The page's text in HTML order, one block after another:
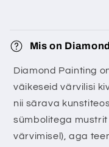
Mis on
Diamond Painting
väikeseid värvilisi
nii särava
sümbolitega
värvimisel), aga